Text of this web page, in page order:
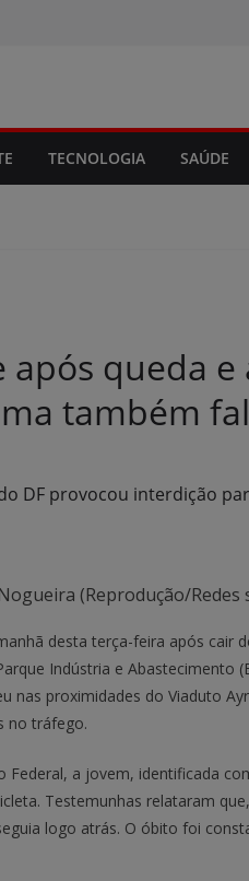
TECNOLOGIA SAÚDE
após queda
também
DF provocou interdição
(Reprodução/Redes
desta terça-feira após cair
Indústria e Abastecimento
nas proximidades do Viaduto
no tráfego.
a jovem, identificada
Testemunhas relataram
logo atrás. O óbito foi